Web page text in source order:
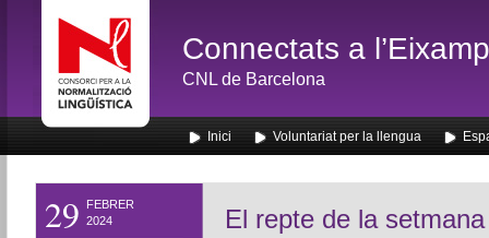
Connectats a
CNL de Barcelona
Inici Voluntariat per la llengua
29
FEBRER
2024
El repte de la